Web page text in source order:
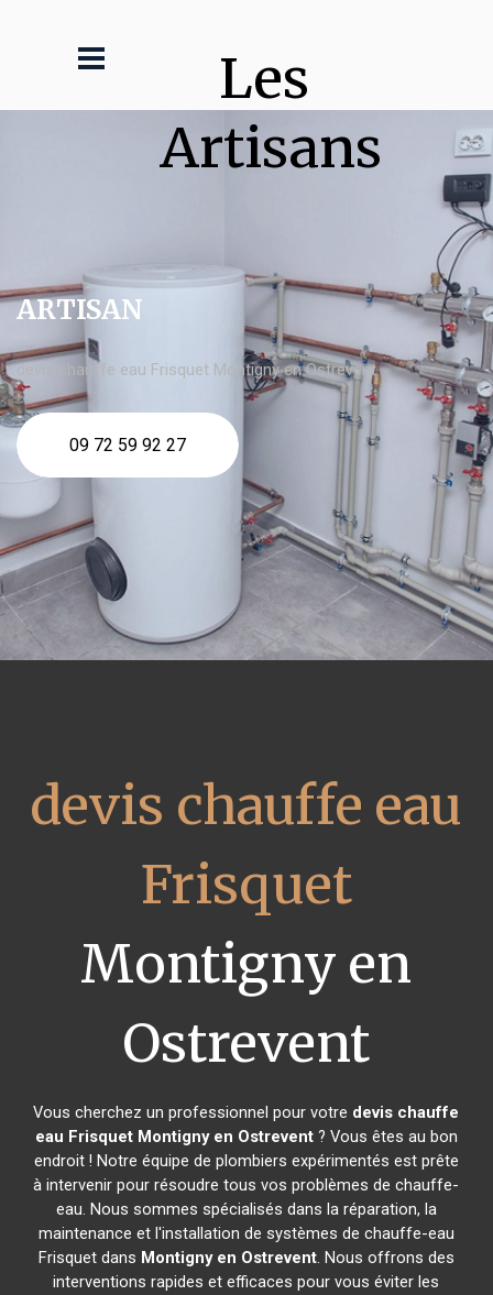
Les
Artisans
ARTISAN
devis chauffe eau Frisquet Montigny en Ostrevent
09 72 59 92 27
devis chauffe eau
Frisquet
Montigny en
Ostrevent
Vous cherchez un professionnel pour votre devis chauffe
eau Frisquet Montigny en Ostrevent? Vous êtes au bon
endroit ! Notre équipe de plombiers expérimentés est prête
à intervenir pour résoudre tous vos problèmes de chauffe-
eau. Nous sommes spécialisés dans la réparation, la
maintenance et l'installation de systèmes de chauffe-eau
Frisquet dans Montigny en Ostrevent. Nous offrons des
interventions rapides et efficaces pour vous éviter les